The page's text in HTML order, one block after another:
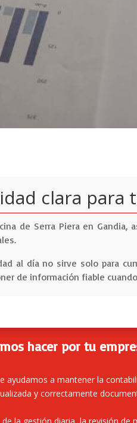
clara para
de Serra Piera en
al día no sirve solo para
de información fiable
hacer por tu
ayudamos a mantener la
y correctamente